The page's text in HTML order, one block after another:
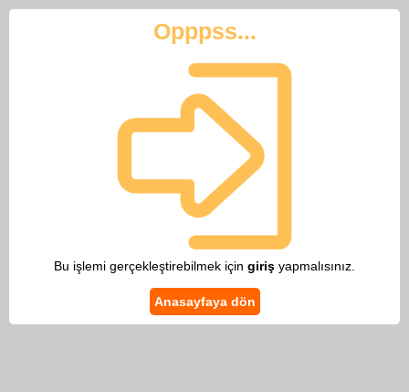
Opppss...
Bu işlemi gerçekleştirebilmek için giriş yapmalısınız.
Anasayfaya dön